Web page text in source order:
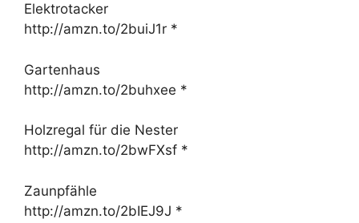
Elektrotacker
http://amzn.to/2buiJ1r *
Gartenhaus
http://amzn.to/2buhxee *
Holzregal für die Nester
http://amzn.to/2bwFXsf *
Zaunpfähle
http://amzn.to/2bIEJ9J *